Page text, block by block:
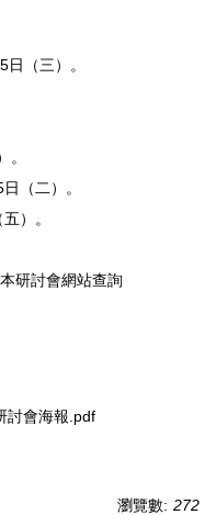
（三）。
（二）。
）。
研討會網站查詢
討會海報.pdf
瀏覽數: 272